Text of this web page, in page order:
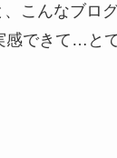
こんなブロ
感できて…と